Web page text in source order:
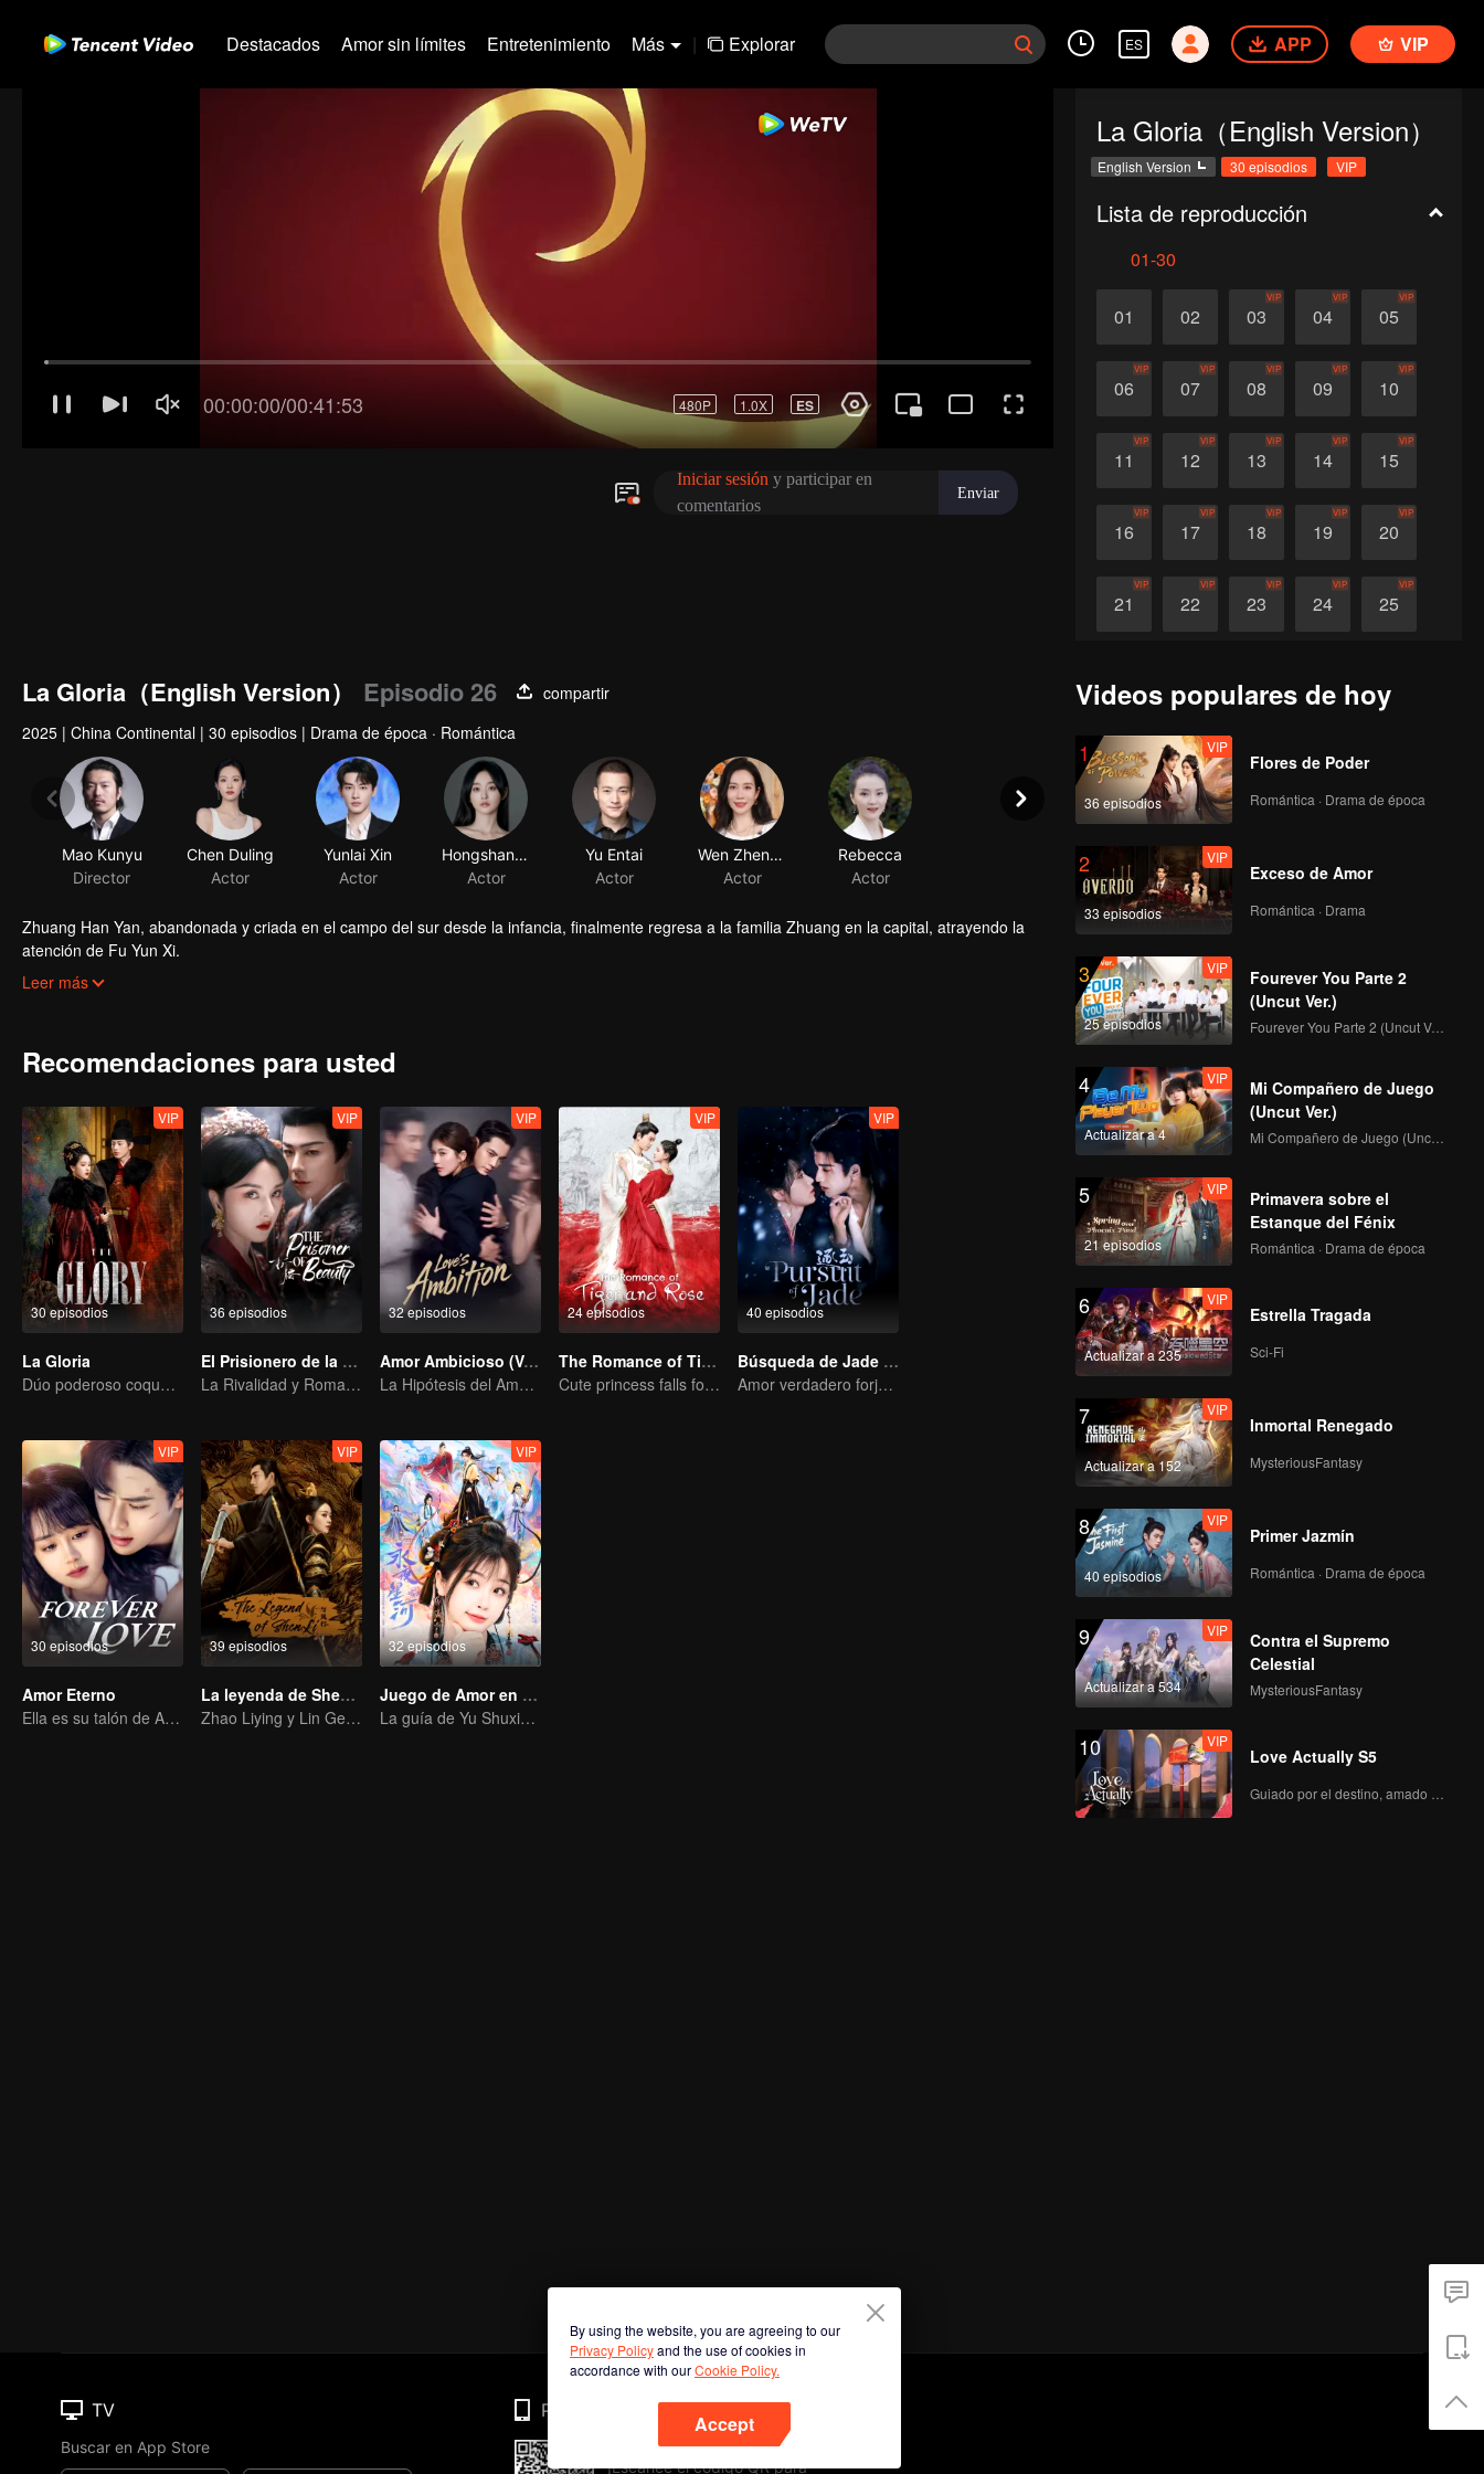
Destacados Amor sin límites Entretenimiento Más | Explorar ES APP VIP
La Gloria（English Version）
English Version 30 episodios VIP
Lista de reproducción
01-30
01 02 03
VIP
04
VIP
05
VIP
06
VIP
07
VIP
08
VIP
09
VIP
10
VIP
11
VIP
12
VIP
13
VIP
14
VIP
15
VIP
16
VIP
17
VIP
18
VIP
19
VIP
20
VIP
21
VIP
22
VIP
23
VIP
24
VIP
25
VIP
La Gloria（English Version） Episodio 26
compartir
2025 | China Continental | 30 episodios | Drama de época · Romántica
Mao Kunyu
Director
Chen Duling
Actor
Yunlai Xin
Actor
Hongshan He
Actor
Yu Entai
Actor
Zhuang Han Yan, abandonada y criada en el campo del sur desde la infancia, finalmente regresa a la familia Zhuang en la capital, atrayendo la
atención de Fu Yun Xi.
Fu Yun Xi sufre una extraña enfermedad y busca casarse con una mujer de virtud y talento para confiarle su familia y amigos. Zhuang Han Yan,
hipócritas e injustas de Zhuang Shi Yang, el jefe de la familia Zhuang, y se convierten en una pareja amorosa.
Leer más
Recomendaciones para usted
30 episodios
VIP
La Gloria
Dúo poderoso coquetea y une fuerzas para cambiar el juego
36 episodios
VIP
El Prisionero de la Belleza (English Ver.)
La Rivalidad y Romance de Song Zu'er y Liu Yuning
32 episodios
VIP
Amor Ambicioso (Versión en Inglés)
La Hipótesis del Amor Verdadero de Zhao Lusi y Chen Weiting
24 episodios
VIP
The Romance of Tiger and Rose (Thai Ver.)
Cute princess falls for the tsundere prince
40 episodios
VIP
Búsqueda de Jade (Versión en Inglés)
Amor verdadero forjado en las llamas de la guerra
30 episodios
VIP
Amor Eterno
Ella es su talón de Aquiles y su armadura.
39 episodios
VIP
La leyenda de ShenLi
Zhao Liying y Lin Gengxin Cooperan Nuevamente
32 episodios
VIP
Juego de Amor en la Fantasía Oriental(English Ver.)
La guía de Yu Shuxin para conquistar a Ding Yuxi
Videos populares de hoy
1
36 episodios
VIP
Flores de Poder
Romántica · Drama de época
2
33 episodios
VIP
Exceso de Amor
Romántica · Drama
3
25 episodios
VIP
Fourever You Parte 2
(Uncut Ver.)
Fourever You Parte 2 (Uncut Ver.)
4
Actualizar a 4
VIP
Mi Compañero de Juego
(Uncut Ver.)
Mi Compañero de Juego (Uncut Ver.)
5
21 episodios
VIP
Primavera sobre el
Estanque del Fénix
Romántica · Drama de época
6
Actualizar a 235
VIP
Estrella Tragada
Sci-Fi
7
Actualizar a 152
VIP
Inmortal Renegado
MysteriousFantasy
8
40 episodios
VIP
Primer Jazmín
Romántica · Drama de época
9
Actualizar a 534
VIP
Contra el Supremo
Celestial
MysteriousFantasy
10 VIP
Love Actually S5
By using the website, you are agreeing to our
Privacy Policyand the use of cookies in
accordance with ourCookie Policy.
Accept
TV
Buscar en App Store
Phone
¡Escanee el código QR para